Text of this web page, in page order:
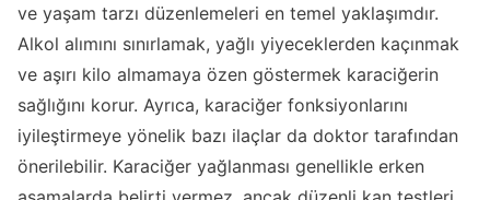
ve yaşam tarzı düzenlemeleri en temel yaklaşımdır.
Alkol alımını sınırlamak, yağlı yiyeceklerden kaçınmak
ve aşırı kilo almamaya özen göstermek karaciğerin
sağlığını korur. Ayrıca, karaciğer fonksiyonlarını
iyileştirmeye yönelik bazı ilaçlar da doktor tarafından
önerilebilir. Karaciğer yağlanması genellikle erken